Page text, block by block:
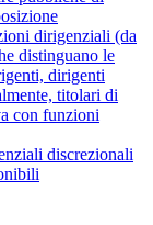
dirigenziali (da
distinguano le
dirigenti
titolari di
con funzioni
discrezionali